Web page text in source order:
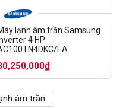
lạnh âm trần Samsung
4 HP
EA
âm trần